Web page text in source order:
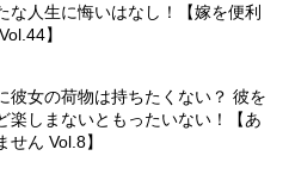
な人生に悔いはなし！【嫁を便利
】
彼女の荷物は持ちたくない？ 彼を
楽しまないともったいない！【あ
せん Vol.8】